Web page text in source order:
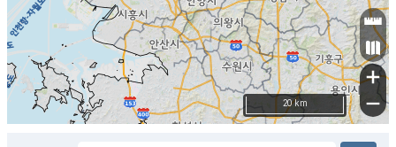
+
−
20 km